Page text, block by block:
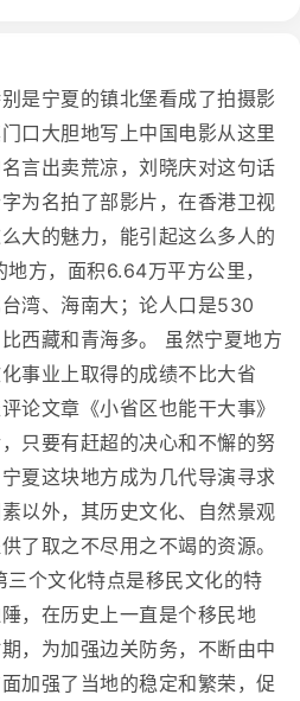
是宁夏的镇北堡看成了拍摄影
口大胆地写上中国电影从这里
言出卖荒凉，刘晓庆对这句话
为名拍了部影片，在香港卫视
大的魅力，能引起这么多人的
方，面积6.64万平方公里，
湾、海南大；论人口是530
西藏和青海多。 虽然宁夏地方
事业上取得的成绩不比大省
论文章《小省区也能干大事》
只要有赶超的决心和不懈的努
夏这块地方成为几代导演寻求
以外，其历史文化、自然景观
了取之不尽用之不竭的资源。
个文化特点是移民文化的特
，在历史上一直是个移民地
，为加强边关防务，不断由中
加强了当地的稳定和繁荣，促